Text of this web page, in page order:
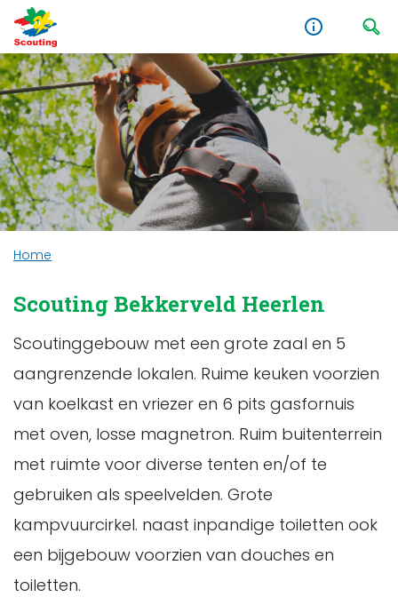
Home
Scouting Bekkerveld Heerlen
Scoutinggebouw met een grote zaal en 5
aangrenzende lokalen. Ruime keuken voorzien
van koelkast en vriezer en 6 pits gasfornuis
met oven, losse magnetron. Ruim buitenterrein
met ruimte voor diverse tenten en/of te
gebruiken als speelvelden. Grote
kampvuurcirkel. naast inpandige toiletten ook
een bijgebouw voorzien van douches en
toiletten.